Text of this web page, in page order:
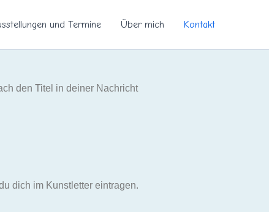
und Termine Über mich Kontakt
den Titel in deiner Nachricht
dich im Kunstletter eintragen.